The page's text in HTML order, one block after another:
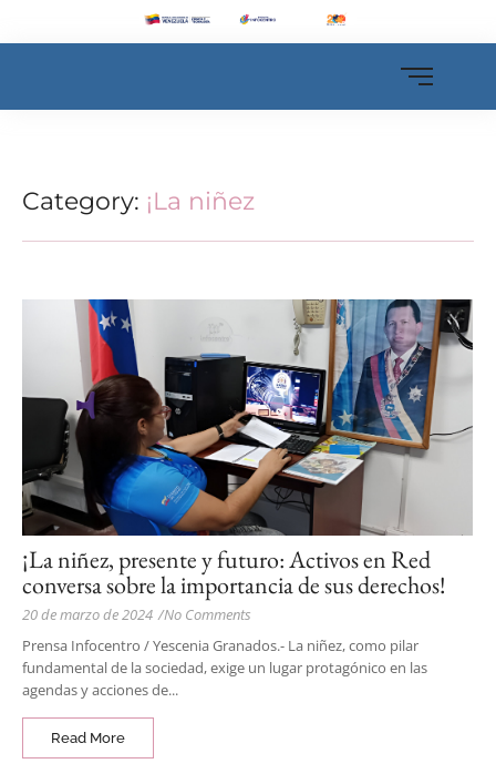
Category: ¡La niñez
¡La niñez, presente y futuro: Activos en Red
conversa sobre la importancia de sus derechos!
20 de marzo de 2024 /No Comments
Prensa Infocentro / Yescenia Granados.- La niñez, como pilar
fundamental de la sociedad, exige un lugar protagónico en las
agendas y acciones de...
Read More